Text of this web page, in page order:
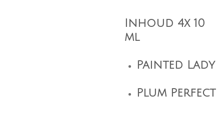
Inhoud 4x 10
ml
Painted Lady
Plum Perfect